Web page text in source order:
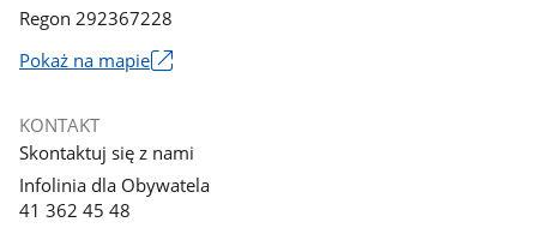
Regon 292367228
Pokaż na mapieLink
nowym
oknie
KONTAKT
Skontaktuj się z nami
Infolinia dla Obywatela
41 362 45 48